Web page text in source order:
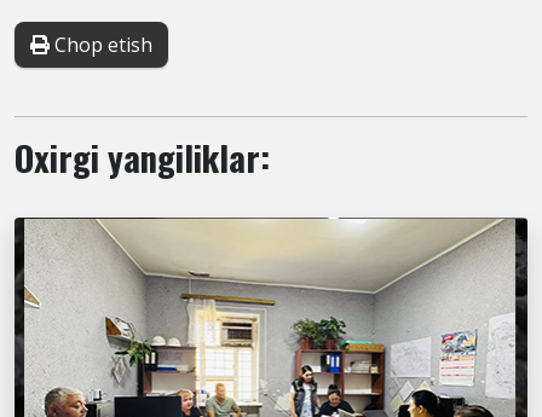
Chop etish
Oxirgi yangiliklar: